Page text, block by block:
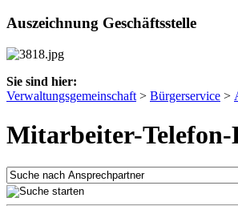
Auszeichnung Geschäftsstelle
Sie sind hier:
Verwaltungsgemeinschaft > Bürgerservice >
Mitarbeiter-Telefon-